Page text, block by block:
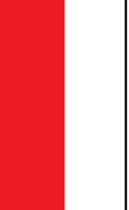
tum eller 11 tum1,
och stöd för Apple
Appar kan hämtas
andra utvecklare
i en rektangel
är 10,86 tum.